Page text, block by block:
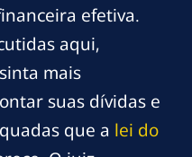
efetiva.
aqui,
mais
suas dívidas e
que a lei do